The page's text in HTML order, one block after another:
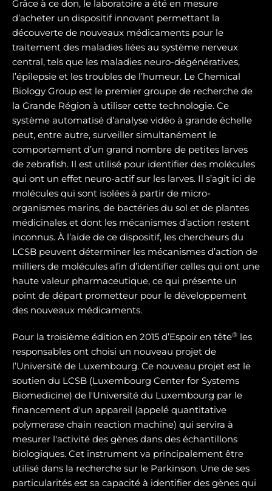
Grâce à ce don, le laboratoire a été en mesure
d’acheter un dispositif innovant permettant la
découverte de nouveaux médicaments pour le
traitement des maladies liées au système nerveux
central, tels que les maladies neuro-dégénératives,
l’épilepsie et les troubles de l’humeur. Le Chemical
Biology Group est le premier groupe de recherche de
la Grande Région à utiliser cette technologie. Ce
système automatisé d’analyse vidéo à grande échelle
peut, entre autre, surveiller simultanément le
comportement d’un grand nombre de petites larves
de zebrafish. Il est utilisé pour identifier des molécules
qui ont un effet neuro-actif sur les larves. Il s’agit ici de
molécules qui sont isolées à partir de micro-
organismes marins, de bactéries du sol et de plantes
médicinales et dont les mécanismes d’action restent
inconnus. À l’aide de ce dispositif, les chercheurs du
LCSB peuvent déterminer les mécanismes d’action de
milliers de molécules afin d’identifier celles qui ont une
haute valeur pharmaceutique, ce qui présente un
point de départ prometteur pour le développement
des nouveaux médicaments.
Pour la troisième édition en 2015 d’Espoir en tête® les
responsables ont choisi un nouveau projet de
l’Université de Luxembourg. Ce nouveau projet est le
soutien du LCSB (Luxembourg Center for Systems
Biomedicine) de l'Université du Luxembourg par le
financement d'un appareil (appelé quantitative
polymerase chain reaction machine) qui servira à
mesurer l'activité des gènes dans des échantillons
biologiques. Cet instrument va principalement être
utilisé dans la recherche sur le Parkinson. Une de ses
particularités est sa capacité à identifier des gènes qui